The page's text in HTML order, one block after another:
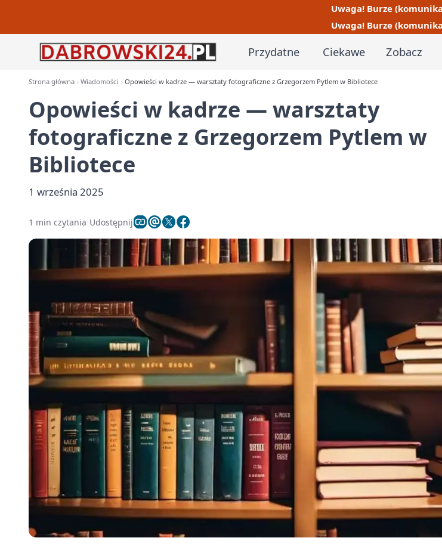
Uwaga! Burze
Uwaga! Burze
Przydatne Ciekawe Zobacz
Strona główna Wiadomości Opowieści w kadrze — warsztaty fotograficzne z Grzegorzem Pytlem w Bibliotece
Opowieści w kadrze — warsztaty
fotograficzne z Grzegorzem Pytlem w
Bibliotece
1 września 2025
1 min czytania Udostępnij